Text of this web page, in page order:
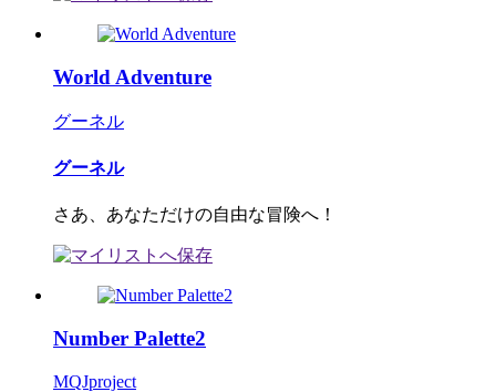
World Adventure
グーネル
グーネル
さあ、あなただけの自由な冒険へ！
Number Palette2
MQJproject